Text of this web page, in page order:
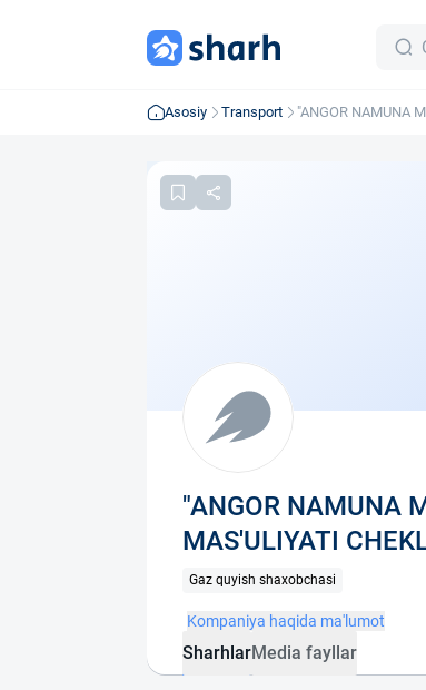
Asosiy Transport
"ANGOR NAMUNA
"ANGOR NAMUNA
MAS'ULIYATI
Gaz quyish shaxobchasi
Kompaniya haqida ma'lumot
SharhlarMedia fayllar